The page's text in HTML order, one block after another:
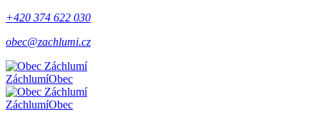
+420 374 622 030
obec@zachlumi.cz
ZáchlumíObec
ZáchlumíObec